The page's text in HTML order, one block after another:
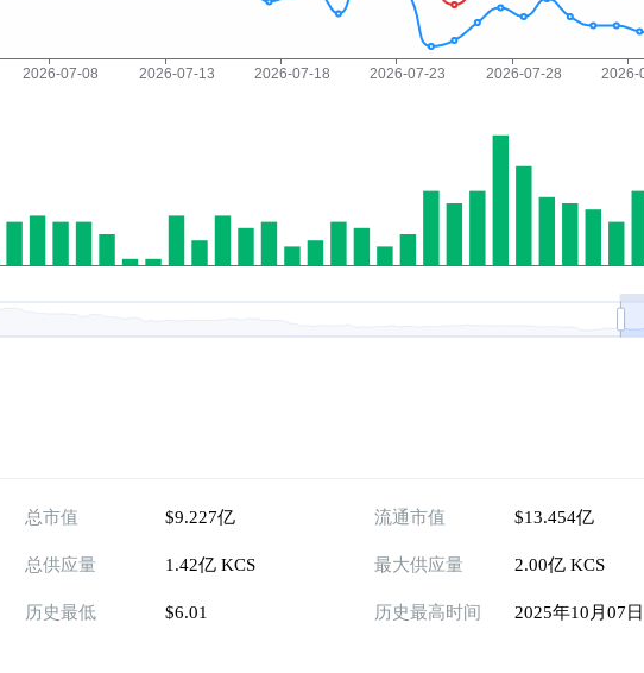
总市值 $9.227亿 流通市值 $13.454亿
总供应量 1.42亿 KCS 最大供应量 2.00亿 KCS
历史最低 $6.01 历史最高时间 2025年10月07日